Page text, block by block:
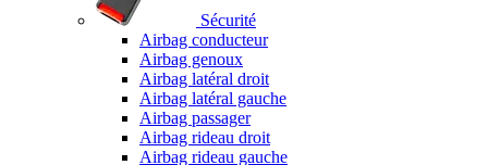
Sécurité
Airbag conducteur
Airbag genoux
Airbag latéral droit
Airbag latéral gauche
Airbag passager
Airbag rideau droit
Airbag rideau gauche